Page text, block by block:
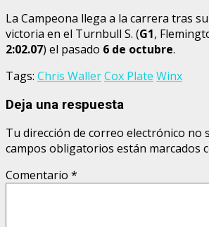
La Campeona llega a la carrera tras
victoria en el Turnbull S. (G1,
2:02.07) el pasado 6 de octubre.
Tags: Chris WallerCox Plate Winx
Deja una respuesta
Tu dirección de correo electrónico no
campos obligatorios están marcados
Comentario *